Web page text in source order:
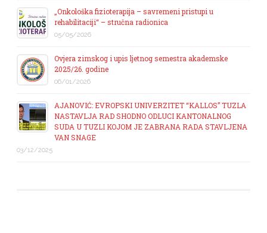
„Onkološka fizioterapija – savremeni pristupi u
rehabilitaciji“ – stručna radionica
05/05/2026
Ovjera zimskog i upis ljetnog semestra akademske
2025/26. godine
06/01/2026
AJANOVIĆ: EVROPSKI UNIVERZITET “KALLOS” TUZLA
NASTAVLJA RAD SHODNO ODLUCI KANTONALNOG
SUDA U TUZLI KOJOM JE ZABRANA RADA STAVLJENA
VAN SNAGE
03/12/2025